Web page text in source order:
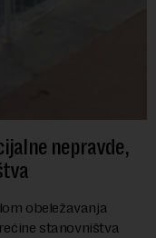
nepravde,
obeležavanja
stanovništva